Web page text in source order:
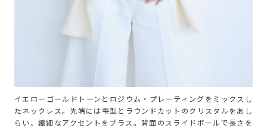
イエローゴールドトーンとロジウム・プレーティングをミックスし
たネックレス。先端には雫型とラウンドカットのクリスタルをあし
らい、繊細なアクセントをプラス。背面のスライドボールで長さを